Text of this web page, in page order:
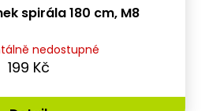
spirála 180 cm, M8
nedostupné
199 Kč